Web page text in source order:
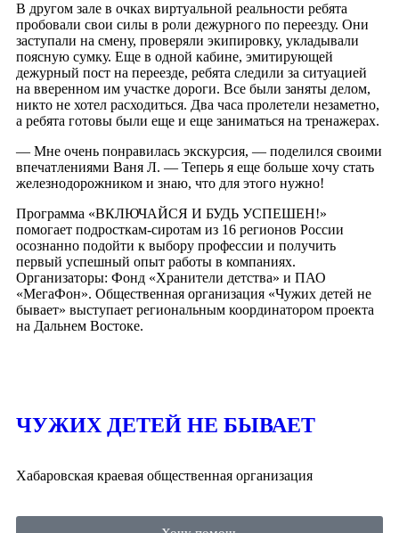
В другом зале в очках виртуальной реальности ребята
пробовали свои силы в роли дежурного по переезду. Они
заступали на смену, проверяли экипировку, укладывали
поясную сумку. Еще в одной кабине, эмитирующей
дежурный пост на переезде, ребята следили за ситуацией
на вверенном им участке дороги. Все были заняты делом,
никто не хотел расходиться. Два часа пролетели незаметно,
а ребята готовы были еще и еще заниматься на тренажерах.
— Мне очень понравилась экскурсия, — поделился своими
впечатлениями Ваня Л. — Теперь я еще больше хочу стать
железнодорожником и знаю, что для этого нужно!
Программа «ВКЛЮЧАЙСЯ И БУДЬ УСПЕШЕН!»
помогает подросткам-сиротам из 16 регионов России
осознанно подойти к выбору профессии и получить
первый успешный опыт работы в компаниях.
Организаторы: Фонд «Хранители детства» и ПАО
«МегаФон». Общественная организация «Чужих детей не
бывает» выступает региональным координатором проекта
на Дальнем Востоке.
ЧУЖИХ ДЕТЕЙ НЕ БЫВАЕТ
Хабаровская краевая общественная организация